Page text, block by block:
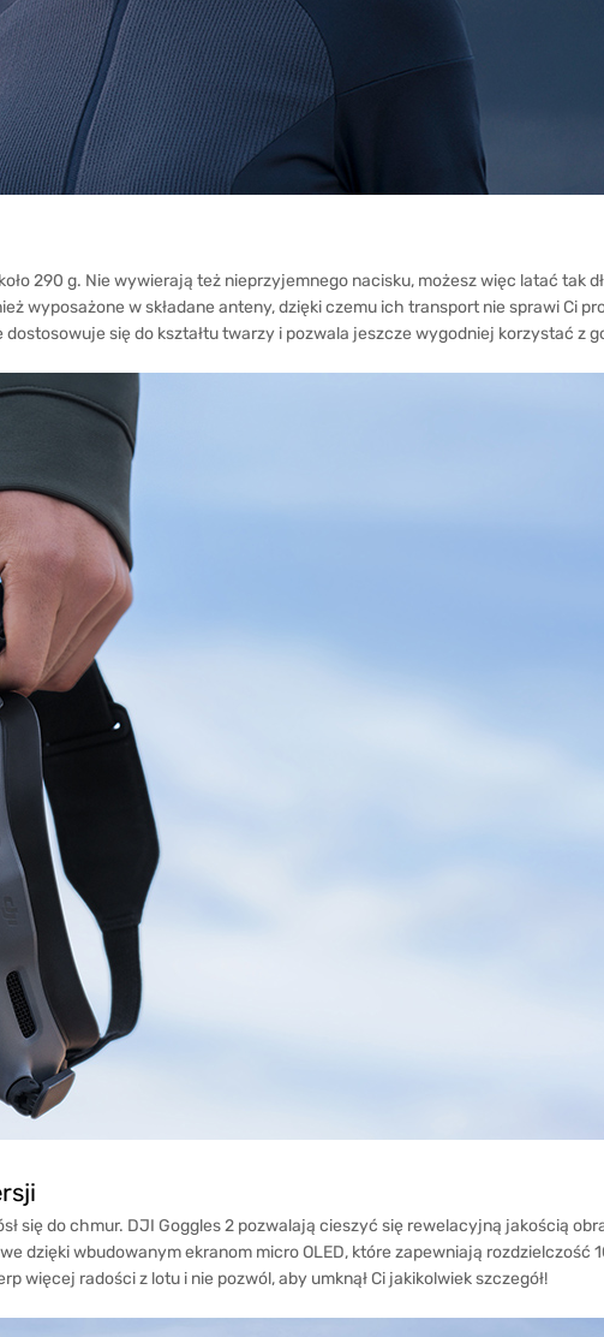
290 g. Nie wywierają też nieprzyjemnego nacisku, możesz więc latać tak
wyposażone w składane anteny, dzięki czemu ich transport nie sprawi Ci
się do kształtu twarzy i pozwala jeszcze wygodniej korzystać z
się do chmur. DJI Goggles 2 pozwalają cieszyć się rewelacyjną jakością
dzięki wbudowanym ekranom micro OLED, które zapewniają rozdzielczość
więcej radości z lotu i nie pozwól, aby umknął Ci jakikolwiek szczegół!